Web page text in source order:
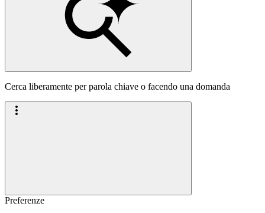
Cerca liberamente per parola chiave o facendo una domanda
Preferenze